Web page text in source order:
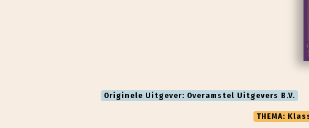
Originele Uitgever: Overamstel Uitgevers B.V.
THEMA: